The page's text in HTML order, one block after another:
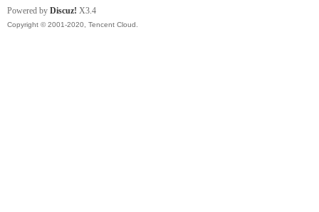
Powered by Discuz! X3.4
Copyright © 2001-2020, Tencent Cloud.